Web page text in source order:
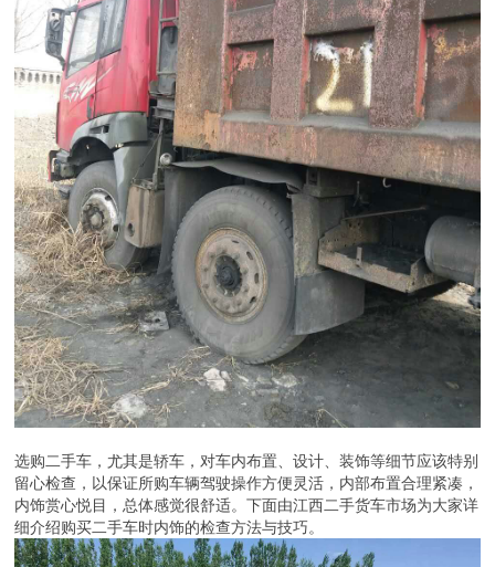
选购二手车，尤其是轿车，对车内布置、设计、装饰等细节应该特别
留心检查，以保证所购车辆驾驶操作方便灵活，内部布置合理紧凑，
内饰赏心悦目，总体感觉很舒适。下面由江西二手货车市场为大家详
细介绍购买二手车时内饰的检查方法与技巧。